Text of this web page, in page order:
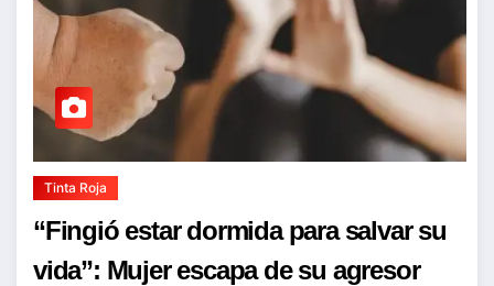
Tinta Roja
“Fingió estar dormida para salvar su
vida”: Mujer escapa de su agresor